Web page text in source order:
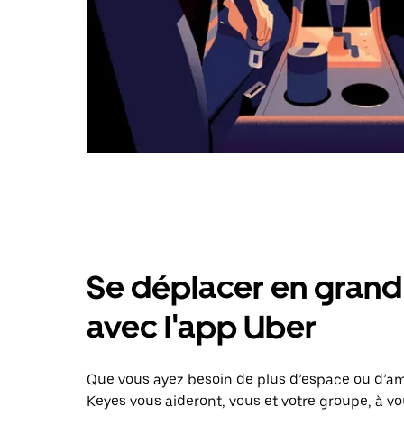
Se déplacer en
avec l'app Uber
Que vous ayez besoin de plus d’espace ou
Keyes vous aideront, vous et votre groupe, à